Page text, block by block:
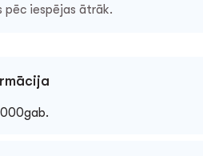
pēc iespējas ātrāk.